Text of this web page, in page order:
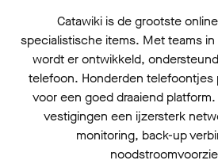
Catawiki is de grootste
specialistische items. Met teams in
wordt er ontwikkeld,
telefoon. Honderden telefoontjes
voor een goed draaiend
vestigingen een ijzersterk
monitoring, back-up